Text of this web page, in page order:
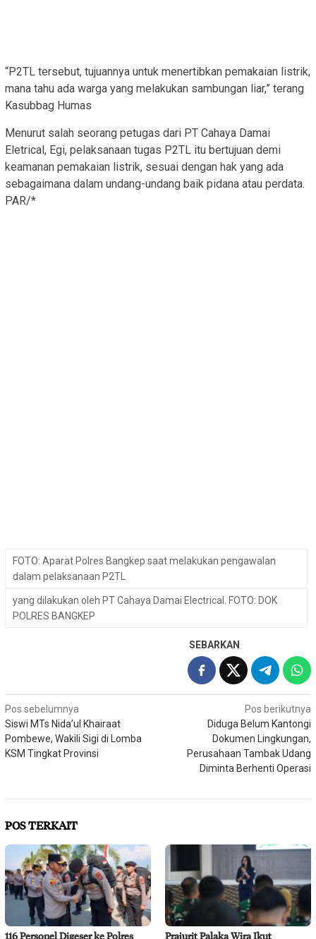
“P2TL tersebut, tujuannya untuk menertibkan pemakaian listrik,
mana tahu ada warga yang melakukan sambungan liar,” terang
Kasubbag Humas
Menurut salah seorang petugas dari PT Cahaya Damai
Eletrical, Egi, pelaksanaan tugas P2TL itu bertujuan demi
keamanan pemakaian listrik, sesuai dengan hak yang ada
sebagaimana dalam undang-undang baik pidana atau perdata.
PAR/*
FOTO: Aparat Polres Bangkep saat melakukan pengawalan
dalam pelaksanaan P2TL
yang dilakukan oleh PT Cahaya Damai Electrical. FOTO: DOK
POLRES BANGKEP
SEBARKAN
Navigasi
pos
Pos sebelumnya
Siswi MTs Nida’ul Khairaat
Pombewe, Wakili Sigi di Lomba
KSM Tingkat Provinsi
Pos berikutnya
Diduga Belum Kantongi
Dokumen Lingkungan,
Perusahaan Tambak Udang
Diminta Berhenti Operasi
POS TERKAIT
116 Personel Digeser ke Polres Prajurit Palaka Wira Ikut